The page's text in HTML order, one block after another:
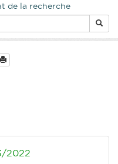
de la recherche
2022